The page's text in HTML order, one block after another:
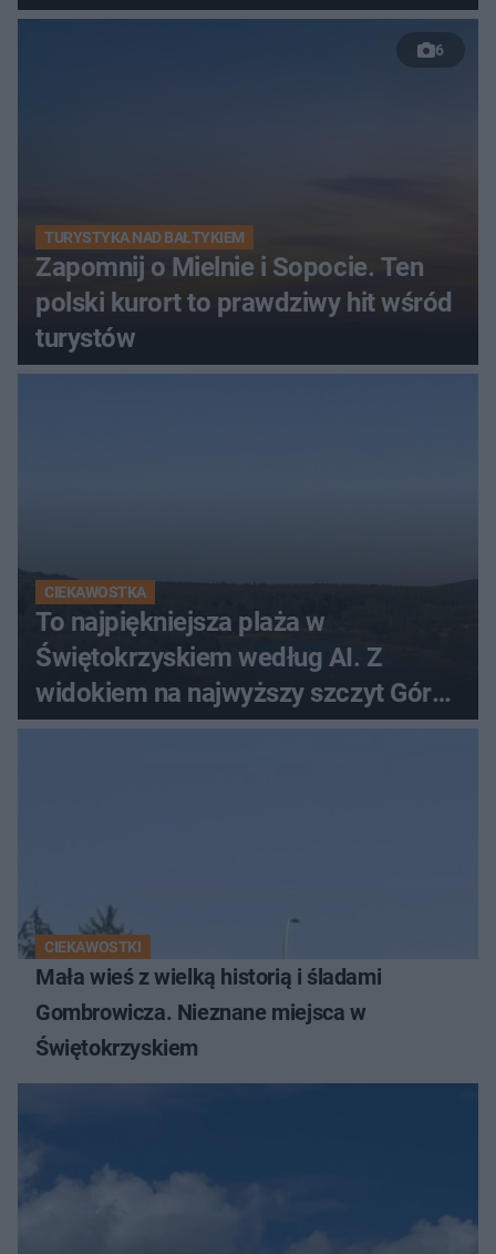
6
TURYSTYKA NAD BAŁTYKIEM
Zapomnij o Mielnie i Sopocie. Ten
polski kurort to prawdziwy hit wśród
turystów
CIEKAWOSTKA
To najpiękniejsza plaża w
Świętokrzyskiem według AI. Z
widokiem na najwyższy szczyt Gór
Świętokrzyskich
CIEKAWOSTKI
Mała wieś z wielką historią i śladami
Gombrowicza. Nieznane miejsca w
Świętokrzyskiem